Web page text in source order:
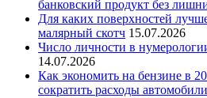
банковский продукт без
Для каких поверхностей
малярный скотч 15.07.2026
Число личности в
14.07.2026
Как экономить на бензине в
сократить расходы